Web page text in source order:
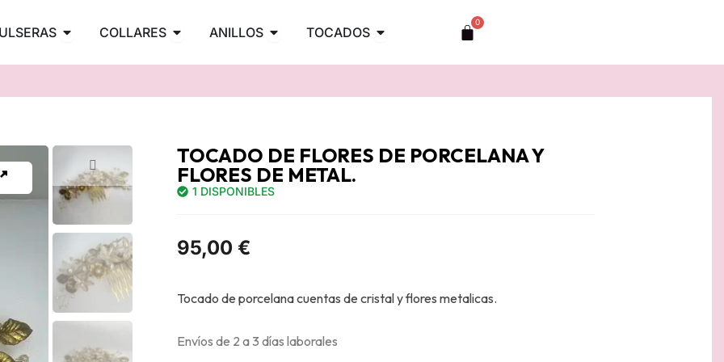
Abrir PULSERAS
COLLARES Abrir COLLARES
ANILLOS Abrir ANILLOS
TOCADOS Abrir TOCADOS 0
Carrito
TOCADO DE FLORES DE PORCELANA Y
FLORES DE METAL.
1 DISPONIBLES
95,00 €
Tocado de porcelana cuentas de cristal y flores metalicas.
Envíos de 2 a 3 días laborales